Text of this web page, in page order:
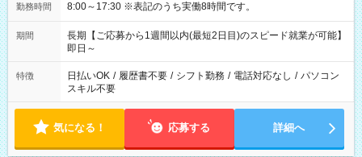
勤務時間 8:00～17:30 ※表記のうち実働8時間です。
期間
長期【ご応募から1週間以内(最短2日目)のスピード就業が可能】
即日～
特徴 日払いOK / 履歴書不要 / シフト勤務 / 電話対応なし / パソコン
スキル不要
気になる！ 応募する 詳細へ